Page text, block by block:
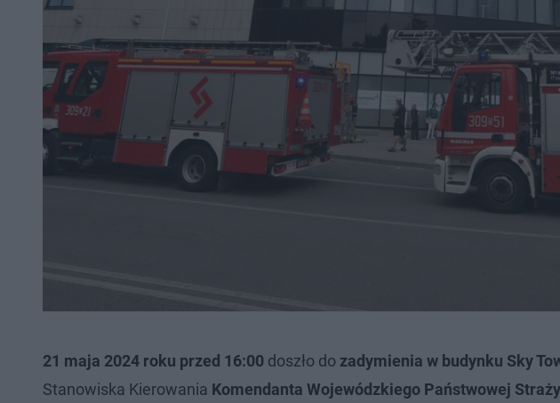
21 maja 2024 roku przed 16:00 doszło do zadymienia w budynku Sky
Stanowiska Kierowania Komendanta Wojewódzkiego Państwowej Straży